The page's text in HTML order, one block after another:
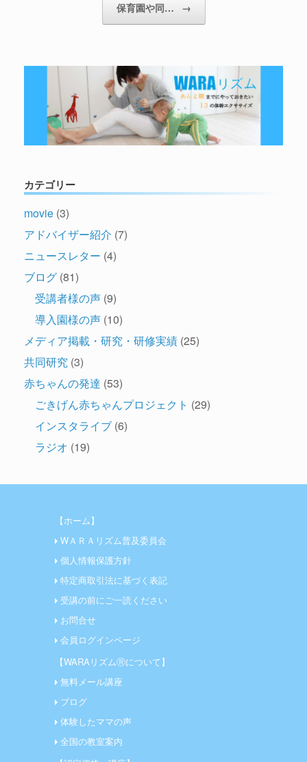
保育園や同… →
カテゴリー
movie (3)
アドバイザー紹介 (7)
ニュースレター (4)
ブログ (81)
受講者様の声 (9)
導入園様の声 (10)
メディア掲載・研究・研修実績 (25)
共同研究 (3)
赤ちゃんの発達 (53)
ごきげん赤ちゃんプロジェクト (29)
インスタライブ (6)
ラジオ (19)
【ホーム】
WＡＲＡリズム普及委員会
個人情報保護方針
特定商取引法に基づく表記
受講の前にご一読ください
お問合せ
会員ログインページ
【WARAリズムⓇについて】
無料メール講座
ブログ
体験したママの声
全国の教室案内